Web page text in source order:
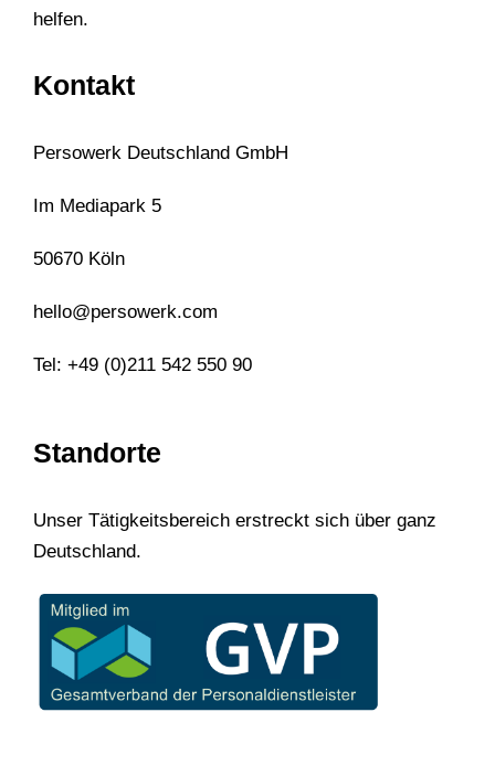
helfen.
Kontakt
Persowerk Deutschland GmbH
Im Mediapark 5
50670 Köln
hello@persowerk.com
Tel: +49 (0)211 542 550 90
Standorte
Unser Tätigkeitsbereich erstreckt sich über ganz
Deutschland.